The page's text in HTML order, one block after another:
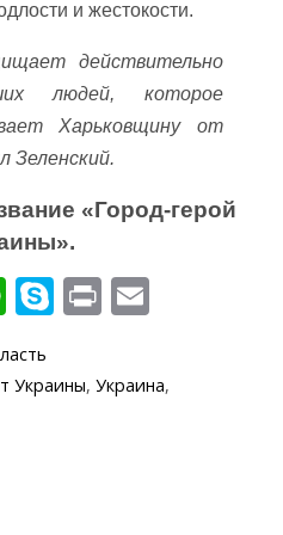
и жестокости.
действительно
людей, которое
Харьковщину от
Зеленский.
«Город-герой
W
at
S
y
Pr
t ai
Украины, Украина,